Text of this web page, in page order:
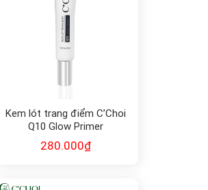
Kem lót trang điểm C’Choi
Q10 Glow Primer
280.000₫